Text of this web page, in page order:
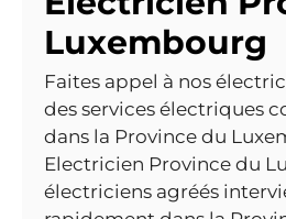
Luxembourg
Faites appel à nos
des services électriques
dans la Province du
Electricien Province du
électriciens agréés